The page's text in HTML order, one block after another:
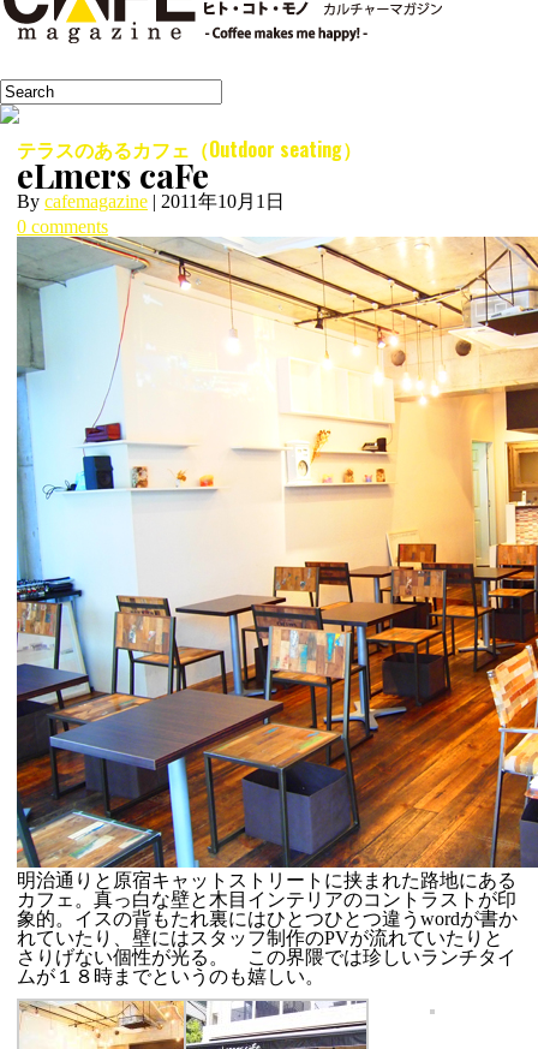
テラスのあるカフェ（Outdoor seating）
eLmers caFe
By cafemagazine | 2011年10月1日
0 comments
明治通りと原宿キャットストリートに挟まれた路地にある
カフェ。真っ白な壁と木目インテリアのコントラストが印
象的。イスの背もたれ裏にはひとつひとつ違うwordが書か
れていたり、壁にはスタッフ制作のPVが流れていたりと
さりげない個性が光る。 この界隈では珍しいランチタイ
ムが１８時までというのも嬉しい。